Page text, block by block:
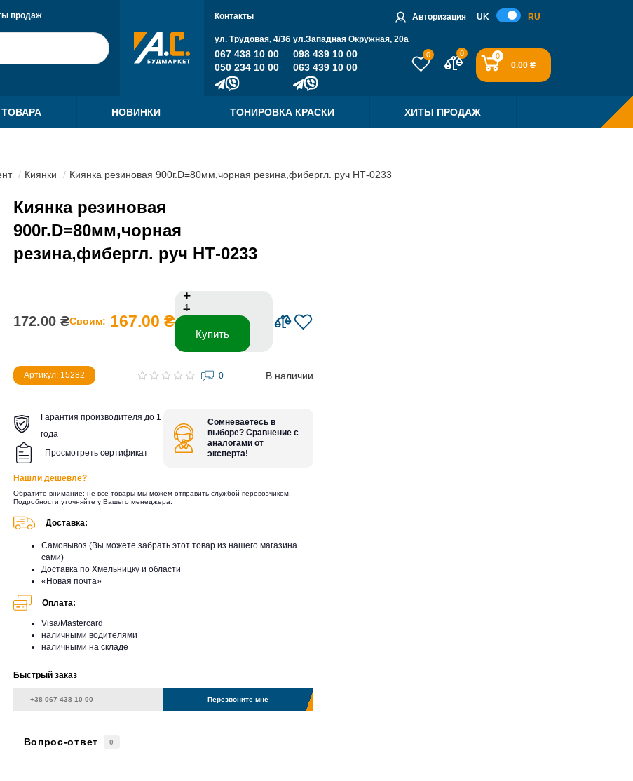
продаж Контакты Авторизация UK RU
ул. Трудовая, 4/3б
067 438 10 00
050 234 10 00
ул.Западная Окружная, 20a
098 439 10 00
063 439 10 00
0 0 0
0.00 ₴
НОВИНКИ ТОНИРОВКА КРАСКИ ХИТЫ ПРОДАЖ
Киянки Киянка резиновая 900г.D=80мм,чорная резина,фибергл. руч НТ-0233
Киянка резиновая
900г.D=80мм,чорная
резина,фибергл. руч НТ-0233
172.00 ₴Своим: 167.00 ₴
Купить
Артикул: 15282 0 В наличии
Гарантия производителя до 1
года
Просмотреть сертификат
Сомневаетесь в
выборе? Сравнение с
аналогами от
эксперта!
Нашли дешевле?
Обратите внимание: не все товары мы можем отправить службой-перевозчиком.
Подробности уточняйте у Вашего менеджера.
Доставка:
Самовывоз (Вы можете забрать этот товар из нашего магазина
сами)
Доставка по Хмельницку и области
«Новая почта»
Оплата:
Visa/Mastercard
наличными водителями
наличными на складе
Быстрый заказ
Перезвоните мне
Вопрос-ответ 0